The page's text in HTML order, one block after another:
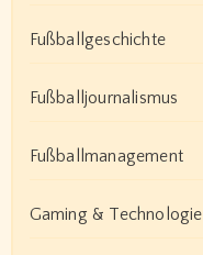
Fußballgeschichte
Fußballjournalismus
Fußballmanagement
Gaming & Technologie